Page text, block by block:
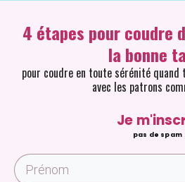
4 étapes pour coudre
la bonne
pour coudre en toute sérénité
avec les patrons
Je
pas de spam